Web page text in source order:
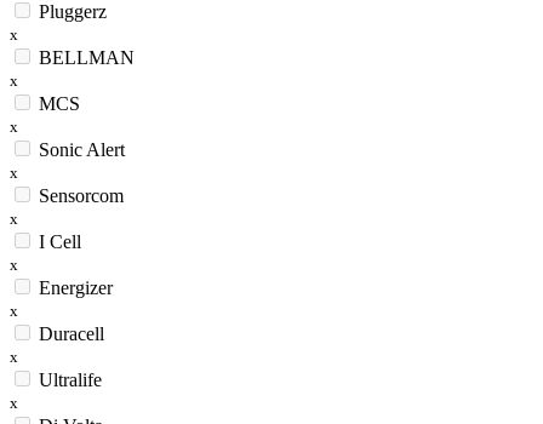
Pluggerz
x
BELLMAN
x
MCS
x
Sonic Alert
x
Sensorcom
x
I Cell
x
Energizer
x
Duracell
x
Ultralife
x